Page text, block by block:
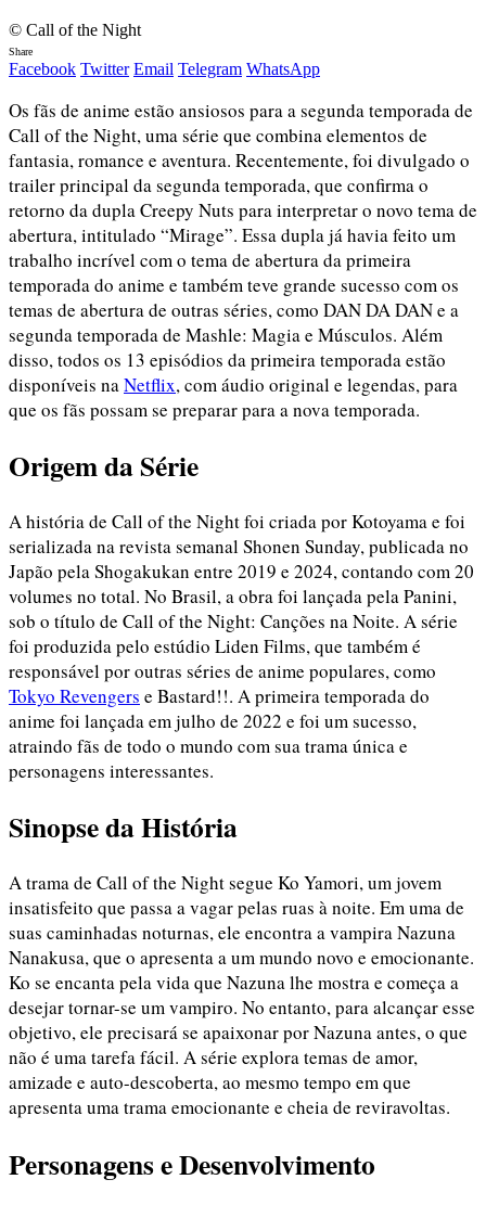
© Call of the Night
Share
Facebook Twitter Email Telegram WhatsApp
Os fãs de anime estão ansiosos para a segunda temporada de
Call of the Night, uma série que combina elementos de
fantasia, romance e aventura. Recentemente, foi divulgado o
trailer principal da segunda temporada, que confirma o
retorno da dupla Creepy Nuts para interpretar o novo tema de
abertura, intitulado “Mirage”. Essa dupla já havia feito um
trabalho incrível com o tema de abertura da primeira
temporada do anime e também teve grande sucesso com os
temas de abertura de outras séries, como DAN DA DAN e a
segunda temporada de Mashle: Magia e Músculos. Além
disso, todos os 13 episódios da primeira temporada estão
disponíveis naNetflix, com áudio original e legendas, para
que os fãs possam se preparar para a nova temporada.
Origem da Série
A história de Call of the Night foi criada por Kotoyama e foi
serializada na revista semanal Shonen Sunday, publicada no
Japão pela Shogakukan entre 2019 e 2024, contando com 20
volumes no total. No Brasil, a obra foi lançada pela Panini,
sob o título de Call of the Night: Canções na Noite. A série
foi produzida pelo estúdio Liden Films, que também é
responsável por outras séries de anime populares, como
Tokyo Revengers e Bastard!!. A primeira temporada do
anime foi lançada em julho de 2022 e foi um sucesso,
atraindo fãs de todo o mundo com sua trama única e
personagens interessantes.
Sinopse da História
A trama de Call of the Night segue Ko Yamori, um jovem
insatisfeito que passa a vagar pelas ruas à noite. Em uma de
suas caminhadas noturnas, ele encontra a vampira Nazuna
Nanakusa, que o apresenta a um mundo novo e emocionante.
Ko se encanta pela vida que Nazuna lhe mostra e começa a
desejar tornar-se um vampiro. No entanto, para alcançar esse
objetivo, ele precisará se apaixonar por Nazuna antes, o que
não é uma tarefa fácil. A série explora temas de amor,
amizade e auto-descoberta, ao mesmo tempo em que
apresenta uma trama emocionante e cheia de reviravoltas.
Personagens e Desenvolvimento